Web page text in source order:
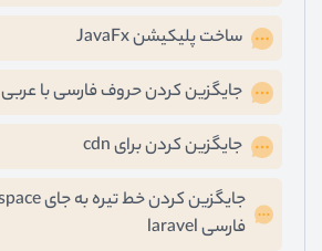
ساخت پلیکیشن JavaFx
جایگزین کردن حروف فارسی با عربی
جایگزین کردن برای cdn
فارسی laravel